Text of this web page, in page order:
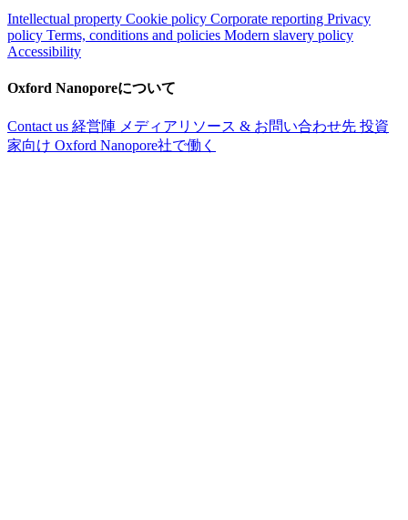
Intellectual property Cookie policy Corporate reporting Privacy
policy Terms, conditions and policies Modern slavery policy
Accessibility
Oxford Nanoporeについて
Contact us 経営陣 メディアリソース & お問い合わせ先 投資
家向け Oxford Nanopore社で働く